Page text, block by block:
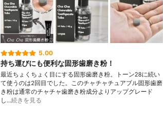
5.00
持ち運びにも便利な固形歯磨き粉！
最近ちょくちょく目にする固形歯磨き粉。トーン28に続い
て使うのは2回目でした。このチャチャチュアブル固形歯磨
き粉は通常のチャチャ歯磨き粉成分よりアップグレード
し…続きを見る